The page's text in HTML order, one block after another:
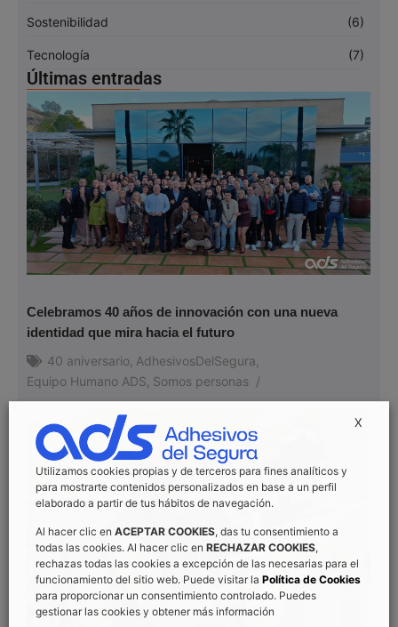
Sostenibilidad (6)
Tecnología (7)
Últimas entradas
Celebramos 40 años de innovación con una nueva
identidad que mira hacia el futuro
40 aniversario AdhesivosDelSegura
Equipo Humano ADS Somos personas /
X
Utilizamos cookies propias y de terceros para fines analíticos y
para mostrarte contenidos personalizados en base a un perfil
elaborado a partir de tus hábitos de navegación.
Al hacer clic en ACEPTAR COOKIES, das tu consentimiento a
todas las cookies. Al hacer clic en RECHAZAR COOKIES,
rechazas todas las cookies a excepción de las necesarias para el
funcionamiento del sitio web. Puede visitar la Política de Cookies
para proporcionar un consentimiento controlado. Puedes
gestionar las cookies y obtener más información